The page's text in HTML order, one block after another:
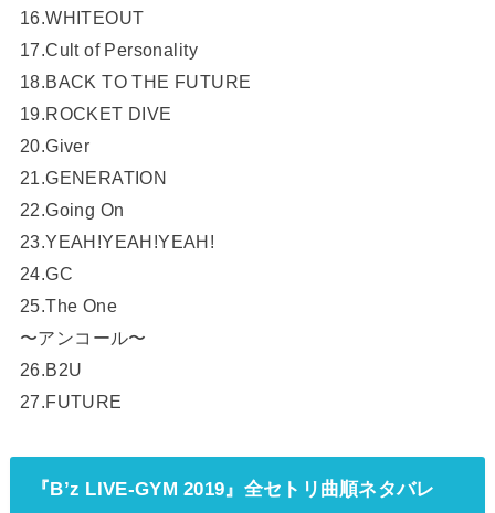
16.WHITEOUT
17.Cult of Personality
18.BACK TO THE FUTURE
19.ROCKET DIVE
20.Giver
21.GENERATION
22.Going On
23.YEAH!YEAH!YEAH!
24.GC
25.The One
〜アンコール〜
26.B2U
27.FUTURE
『B’z LIVE-GYM 2019』全セトリ曲順ネタバレ